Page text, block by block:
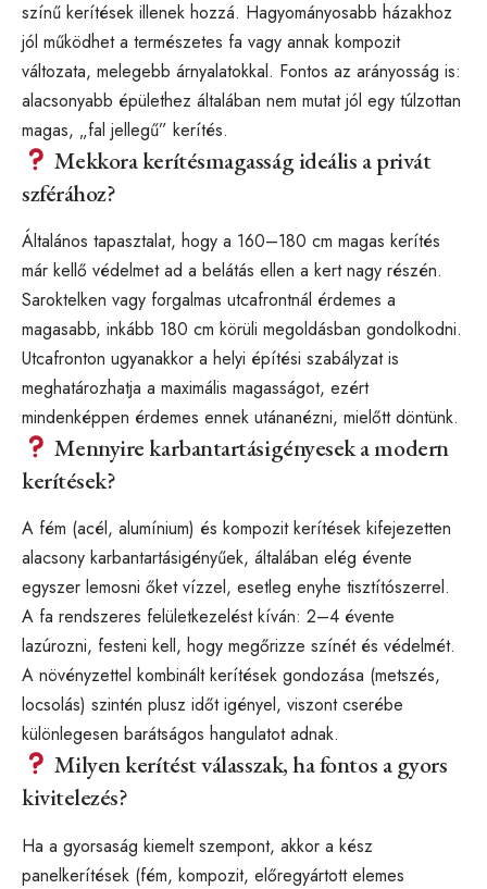
színű kerítések illenek hozzá. Hagyományosabb házakhoz
jól működhet a természetes fa vagy annak kompozit
változata, melegebb árnyalatokkal. Fontos az arányosság is:
alacsonyabb épülethez általában nem mutat jól egy túlzottan
magas, „fal jellegű” kerítés.
Mekkora kerítésmagasság ideális a privát
szférához?
Általános tapasztalat, hogy a 160–180 cm magas kerítés
már kellő védelmet ad a belátás ellen a kert nagy részén.
Saroktelken vagy forgalmas utcafrontnál érdemes a
magasabb, inkább 180 cm körüli megoldásban gondolkodni.
Utcafronton ugyanakkor a helyi építési szabályzat is
meghatározhatja a maximális magasságot, ezért
mindenképpen érdemes ennek utánanézni, mielőtt döntünk.
Mennyire karbantartásigényesek a modern
kerítések?
A fém (acél, alumínium) és kompozit kerítések kifejezetten
alacsony karbantartásigényűek, általában elég évente
egyszer lemosni őket vízzel, esetleg enyhe tisztítószerrel.
A fa rendszeres felületkezelést kíván: 2–4 évente
lazúrozni, festeni kell, hogy megőrizze színét és védelmét.
A növényzettel kombinált kerítések gondozása (metszés,
locsolás) szintén plusz időt igényel, viszont cserébe
különlegesen barátságos hangulatot adnak.
Milyen kerítést válasszak, ha fontos a gyors
kivitelezés?
Ha a gyorsaság kiemelt szempont, akkor a kész
panelkerítések (fém, kompozit, előregyártott elemes